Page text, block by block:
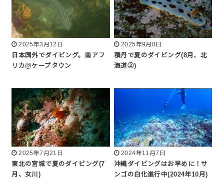
2025年3月12日
日本国外でダイビング。南アフ
リカ@ケープタウン
2025年9月8日
積丹で夏のダイビング(8月、北
海道②)
2025年7月21日
東北の宮城で夏のダイビング(7
月、女川)
2024年11月7日
沖縄ダイビングはお早めに！サ
ンゴの白化進行中(2024年10月)